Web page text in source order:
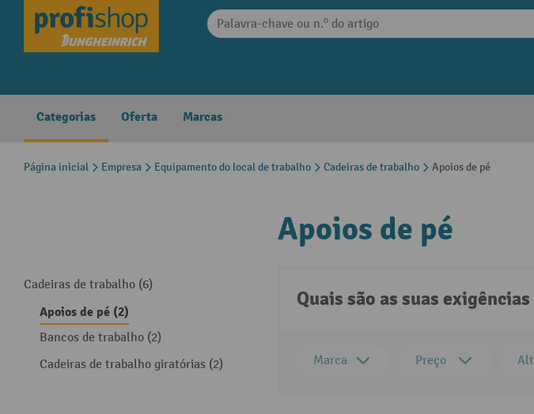
Saltar para a navegação principal
Categorias Oferta Marcas
Página inicial Empresa Equipamento do local de trabalho Cadeiras de trabalho Apoios de pé
Cadeiras de trabalho (6)
Apoios de pé (2)
Bancos de trabalho (2)
Cadeiras de trabalho giratórias (2)
Apoios de pé
Quais são as suas
Marca Preço